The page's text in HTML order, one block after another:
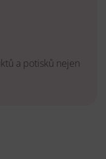
a potisků nejen